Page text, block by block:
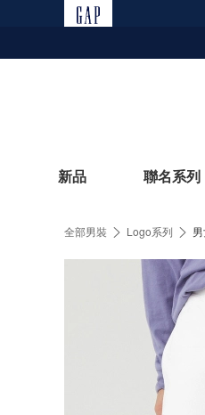
新品 聯名系列
全部男裝 Logo系列